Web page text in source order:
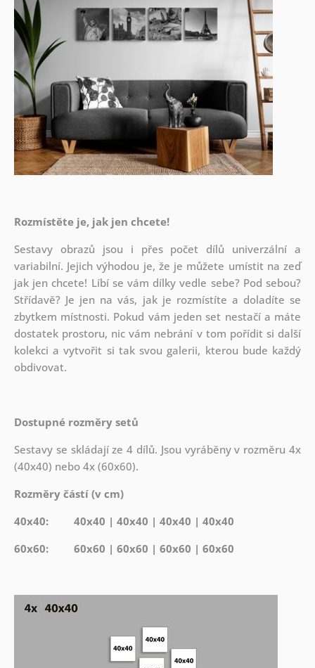
Rozmístěte je, jak jen chcete!
Sestavy obrazů jsou i přes počet dílů univerzální a
variabilní. Jejich výhodou je, že je můžete umístit na zeď
jak jen chcete! Líbí se vám dílky vedle sebe? Pod sebou?
Střídavě? Je jen na vás, jak je rozmístíte a doladíte se
zbytkem místnosti. Pokud vám jeden set nestačí a máte
dostatek prostoru, nic vám nebrání v tom pořídit si další
kolekci a vytvořit si tak svou galerii, kterou bude každý
obdivovat.
Dostupné rozměry setů
Sestavy se skládají ze 4 dílů. Jsou vyráběny v rozměru 4x
(40x40) nebo 4x (60x60).
Rozměry částí (v cm)
40x40: 40x40 | 40x40 | 40x40 | 40x40
60x60: 60x60 | 60x60 | 60x60 | 60x60